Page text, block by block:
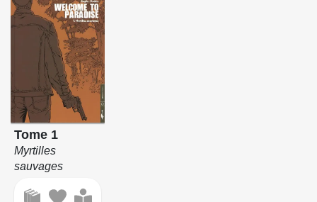
Tome 1
Myrtilles
sauvages